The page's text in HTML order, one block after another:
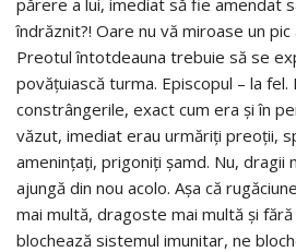
îndrăznit?! Oare nu vă miroase un
Preotul întotdeauna trebuie să se
povăţuiască turma. Episcopul – la fel.
constrângerile, exact cum era şi în
văzut, imediat erau urmăriţi preoţii,
ameninţaţi, prigoniţi şamd. Nu, dragii
ajungă din nou acolo. Aşa că
mai multă, dragoste mai multă şi fără
blochează sistemul imunitar, ne